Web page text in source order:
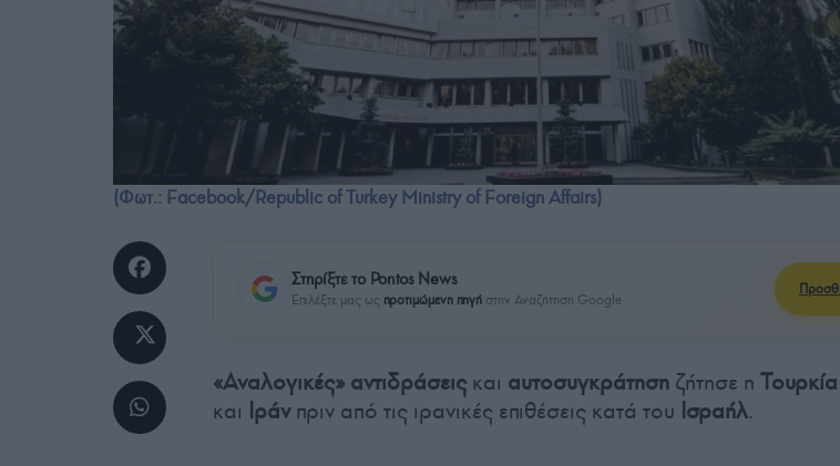
(Φωτ.: Facebook/Republic of Turkey Ministry of Foreign Affairs)
Στηρίξτε το Pontos News
Επιλέξτε μας ως προτιμώμενη πηγή στην Αναζήτηση Google
«Αναλογικές» αντιδράσειςκαι αυτοσυγκράτηση ζήτησε η Τουρκία
και Ιράνπριν από τις ιρανικές επιθέσεις κατά του Ισραήλ.